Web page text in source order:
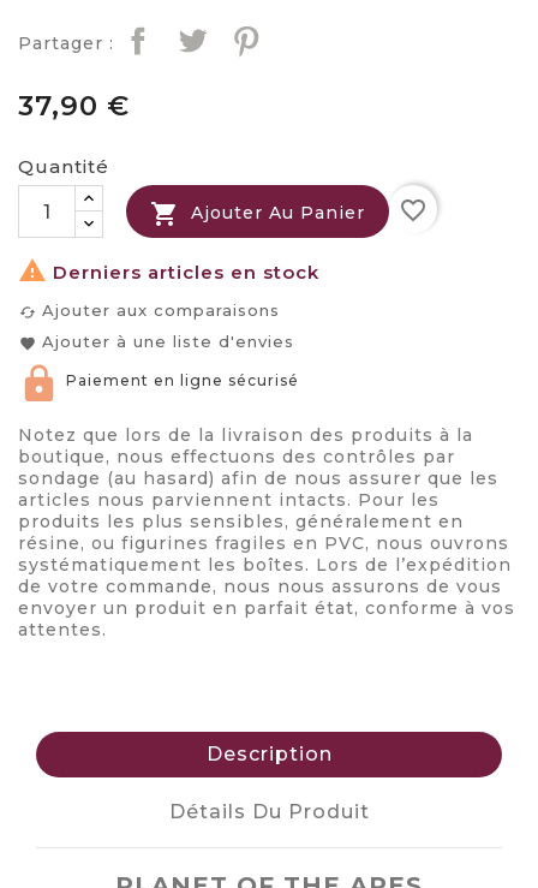
Partager :
37,90 €
Quantité
 Ajouter Au Panier favorite_border
 Derniers articles en stock
cached Ajouter aux comparaisons
favorite Ajouter à une liste d'envies
Paiement en ligne sécurisé
Notez que lors de la livraison des produits à la
boutique, nous effectuons des contrôles par
sondage (au hasard) afin de nous assurer que les
articles nous parviennent intacts. Pour les
produits les plus sensibles, généralement en
résine, ou figurines fragiles en PVC, nous ouvrons
systématiquement les boîtes. Lors de l’expédition
de votre commande, nous nous assurons de vous
envoyer un produit en parfait état, conforme à vos
attentes.
Description
Détails Du Produit